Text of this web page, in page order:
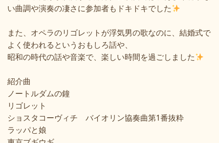
い曲調や演奏の凄さに参加者もドキドキでした
また、オペラのリゴレットが浮気男の歌なのに、結婚式で
よく使われるというおもしろ話や、
昭和の時代の話や音楽で、楽しい時間を過ごしました
紹介曲
ノートルダムの鐘
リゴレット
ショスタコーヴィチ バイオリン協奏曲第1番抜粋
ラッパと娘